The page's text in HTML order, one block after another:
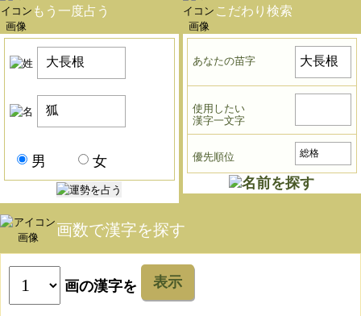
もう一度占う
男 女
こだわり検索
あなたの苗字
使用したい
漢字一文字
優先順位
画数で漢字を探す
画の漢字を 表示